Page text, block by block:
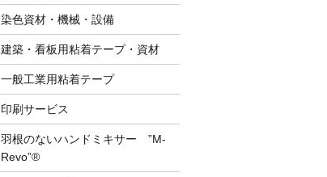
染色資材・機械・設備
建築・看板用粘着テープ・資材
一般工業用粘着テープ
印刷サービス
羽根のないハンドミキサー ”M-
Revo”®